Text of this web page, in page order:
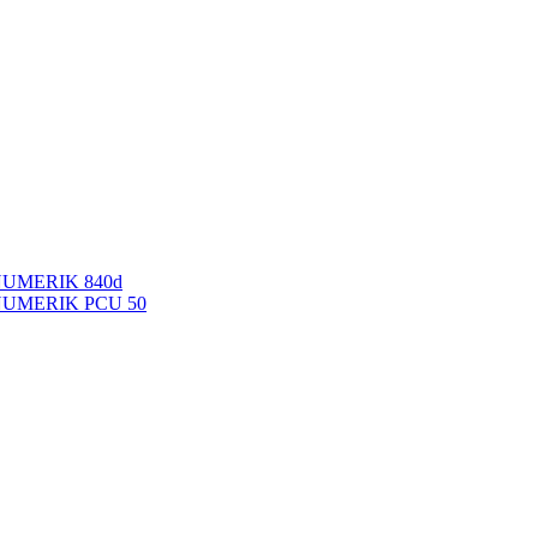
840d
PCU 50